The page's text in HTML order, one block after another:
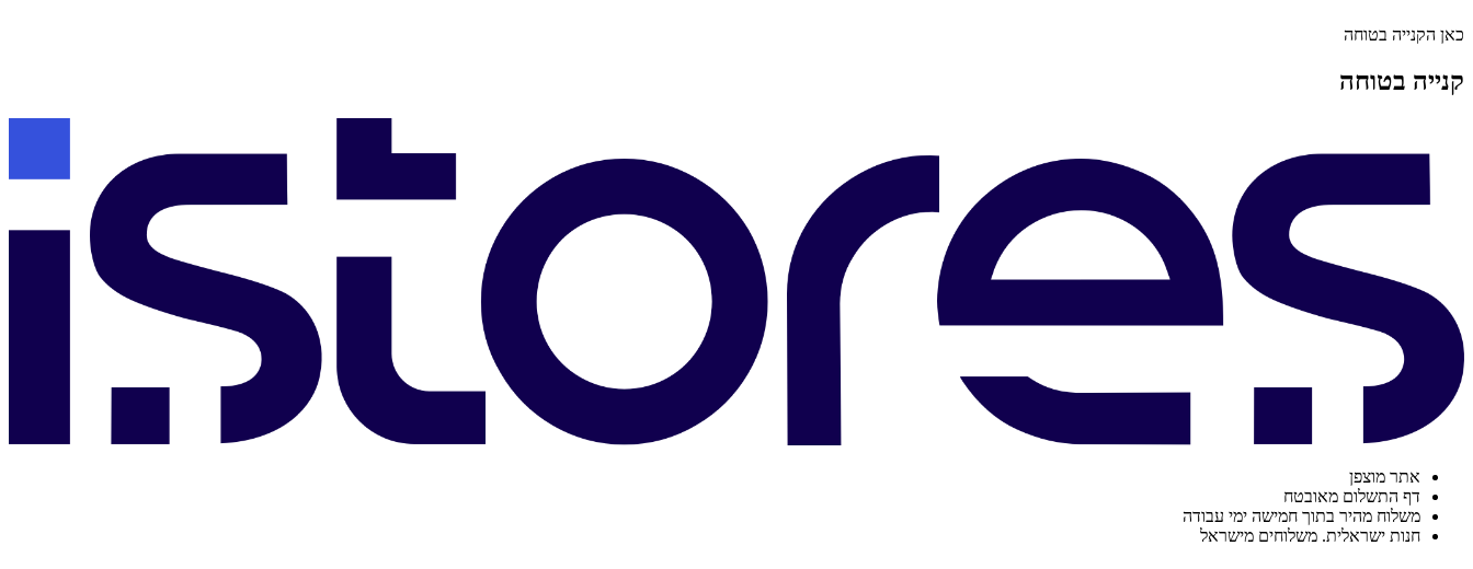
כאן הקנייה בטוחה
קנייה בטוחה
אתר מוצפן
דף התשלום מאובטח
משלוח מהיר בתוך חמישה ימי עבודה
חנות ישראלית. משלוחים מישראל